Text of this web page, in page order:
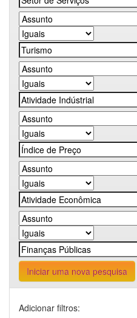
Iniciar uma nova pesquisa
Adicionar filtros: